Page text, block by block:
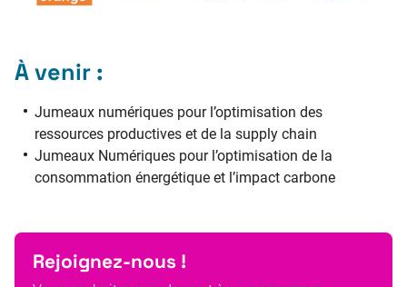
À venir :
Jumeaux numériques pour l’optimisation des
ressources productives et de la supply chain
Jumeaux Numériques pour l’optimisation de la
consommation énergétique et l’impact carbone
Rejoignez-nous !